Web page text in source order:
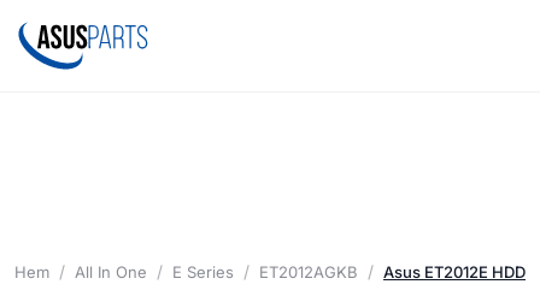
Hem All In One E Series ET2012AGKB Asus ET2012E HDD